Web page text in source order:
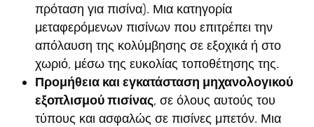
πρόταση για πισίνα). Μια κατηγορία
μεταφερόμενων πισίνων που επιτρέπει την
απόλαυση της κολύμβησης σε εξοχικά ή στο
χωριό, μέσω της ευκολίας τοποθέτησης της.
Προμήθεια και εγκατάσταση μηχανολογικού
εξοπλισμού πισίνας, σε όλους αυτούς του
τύπους και ασφαλώς σε πισίνες μπετόν. Μια